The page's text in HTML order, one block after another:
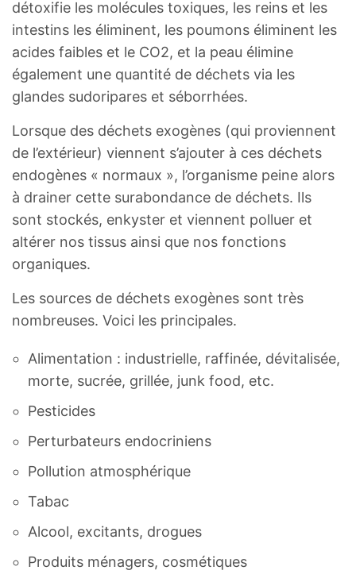
détoxifie les molécules toxiques, les reins et les
intestins les éliminent, les poumons éliminent les
acides faibles et le CO2, et la peau élimine
également une quantité de déchets via les
glandes sudoripares et séborrhées.
Lorsque des déchets exogènes (qui proviennent
de l’extérieur) viennent s’ajouter à ces déchets
endogènes « normaux », l’organisme peine alors
à drainer cette surabondance de déchets. Ils
sont stockés, enkyster et viennent polluer et
altérer nos tissus ainsi que nos fonctions
organiques.
Les sources de déchets exogènes sont très
nombreuses. Voici les principales.
Alimentation : industrielle, raffinée, dévitalisée,
morte, sucrée, grillée, junk food, etc.
Pesticides
Perturbateurs endocriniens
Pollution atmosphérique
Tabac
Alcool, excitants, drogues
Produits ménagers, cosmétiques